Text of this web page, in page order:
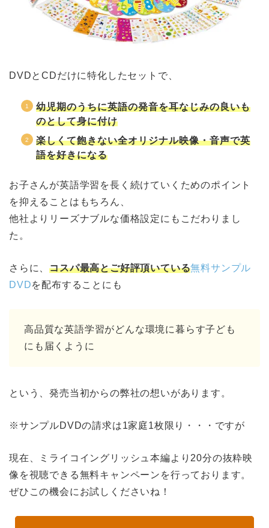
DVDとCDだけに特化したセットで、
幼児期のうちに英語の発音を耳なじみの良いも
のとして身に付け
楽しくて飽きない全オリジナル映像・音声で英
語を好きになる
お子さんが英語学習を長く続けていくためのポイント
を抑えることはもちろん、
他社よりリーズナブルな価格設定にもこだわりまし
た。
さらに、コスパ最高とご好評頂いている無料サンプル
DVDを配布することにも
高品質な英語学習がどんな環境に暮らす子ども
にも届くように
という、発売当初からの弊社の想いがあります。
※サンプルDVDの請求は1家庭1枚限り・・・ですが
現在、ミライコイングリッシュ本編より20分の抜粋映
像を視聴できる無料キャンペーンを行っております。
ぜひこの機会にお試しくださいね！